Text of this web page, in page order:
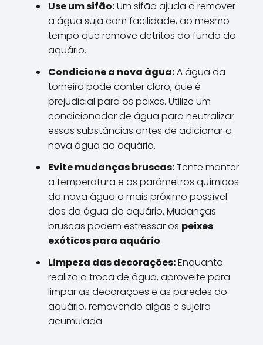
Use um sifão:Um sifão ajuda a remover
a água suja com facilidade, ao mesmo
tempo que remove detritos do fundo do
aquário.
Condicione a nova água:A água da
torneira pode conter cloro, que é
prejudicial para os peixes. Utilize um
condicionador de água para neutralizar
essas substâncias antes de adicionar a
nova água ao aquário.
Evite mudanças bruscas:Tente manter
a temperatura e os parâmetros químicos
da nova água o mais próximo possível
dos da água do aquário. Mudanças
bruscas podem estressar os peixes
exóticos para aquário.
Limpeza das decorações:Enquanto
realiza a troca de água, aproveite para
limpar as decorações e as paredes do
aquário, removendo algas e sujeira
acumulada.